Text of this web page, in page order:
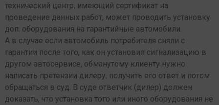
технический центр, имеющий сертификат на
проведение данных работ, может проводить установку
доп. оборудования на гарантийные автомобили.
А в случае если автомобиль потребителя сняли с
гарантии после того, как он установил сигнализацию в
другом автосервисе, обманутому клиенту нужно
написать претензии дилеру, получить его ответ и потом
обращаться в суд. В суде ответчик (дилер) должен
доказать, что установка того или иного оборудования не